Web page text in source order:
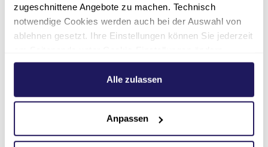
zugeschnittene Angebote zu machen. Technisch
notwendige Cookies werden auch bei der Auswahl von
ablehnen gesetzt. Ihre Einstellungen können Sie jederzeit
Weitere Informationen hierzu finden Sie in unserer
.Alle zulassen
Anpassen
Alltagsfähigkeiten erhalten und
fördern
für ein Gerüst vonHandlungs-, Anregungs- und
Beruhigungsangeboten. Orientierung dabei
gehören zum Beispiel regelmäßig
wiederkehrende Aktivitätenwie gemeinsames